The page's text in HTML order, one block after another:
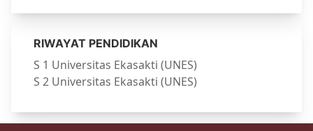
RIWAYAT PENDIDIKAN
S 1 Universitas Ekasakti (UNES)
S 2 Universitas Ekasakti (UNES)